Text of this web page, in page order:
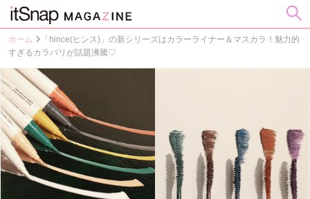
ホーム
「hince(ヒンス)」の新シリーズはカラーライナー＆マスカラ！魅力的
すぎるカラバリが話題沸騰♡